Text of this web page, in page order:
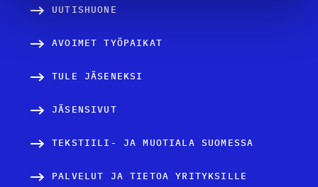
t
UUTISHUONE
AVOIMET TYÖPAIKAT
TULE JÄSENEKSI
JÄSENSIVUT
TEKSTIILI- JA MUOTIALA SUOMESSA
PALVELUT JA TIETOA YRITYKSILLE